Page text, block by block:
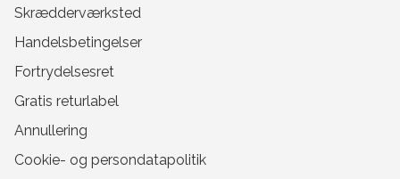
Skrædderværksted
Handelsbetingelser
Fortrydelsesret
Gratis returlabel
Annullering
Cookie- og persondatapolitik